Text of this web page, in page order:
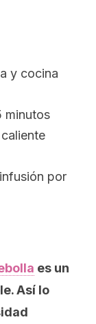
y cocina
minutos
por
es un
Así lo